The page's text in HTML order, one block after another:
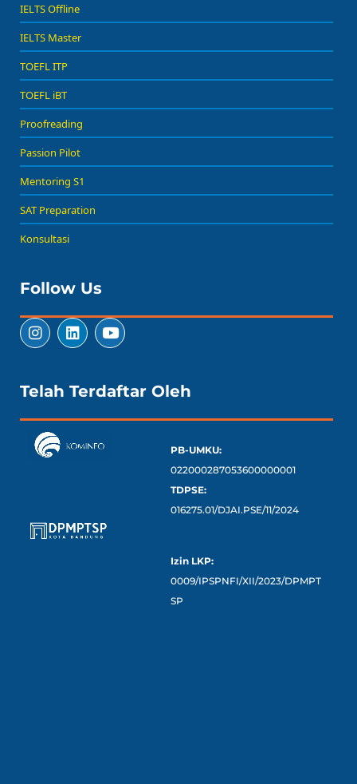
IELTS Offline
IELTS Master
TOEFL ITP
TOEFL iBT
Proofreading
Passion Pilot
Mentoring S1
SAT Preparation
Konsultasi
Follow Us
Telah Terdaftar Oleh
PB-UMKU:
022000287053600000001
TDPSE:
016275.01/DJAI.PSE/11/2024
Izin LKP:
0009/IPSPNFI/XII/2023/DPMPT
SP